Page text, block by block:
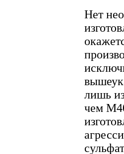
Нет
лишь
чем